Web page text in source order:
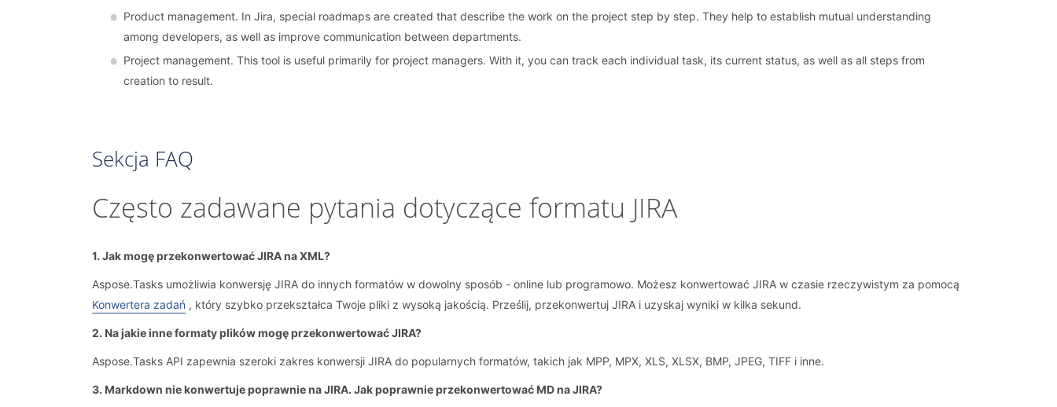
Product management. In Jira, special roadmaps are created that describe the work on the project step by step. They help to establish mutual understanding
among developers, as well as improve communication between departments.
Project management. This tool is useful primarily for project managers. With it, you can track each individual task, its current status, as well as all steps from
creation to result.
Sekcja FAQ
Często zadawane pytania dotyczące formatu JIRA
1. Jak mogę przekonwertować JIRA na XML?
Aspose.Tasks umożliwia konwersję JIRA do innych formatów w dowolny sposób - online lub programowo. Możesz konwertować JIRA w czasie rzeczywistym za pomocą
Konwertera zadań , który szybko przekształca Twoje pliki z wysoką jakością. Prześlij, przekonwertuj JIRA i uzyskaj wyniki w kilka sekund.
2. Na jakie inne formaty plików mogę przekonwertować JIRA?
Aspose.Tasks API zapewnia szeroki zakres konwersji JIRA do popularnych formatów, takich jak MPP, MPX, XLS, XLSX, BMP, JPEG, TIFF i inne.
3. Markdown nie konwertuje poprawnie na JIRA. Jak poprawnie przekonwertować MD na JIRA?